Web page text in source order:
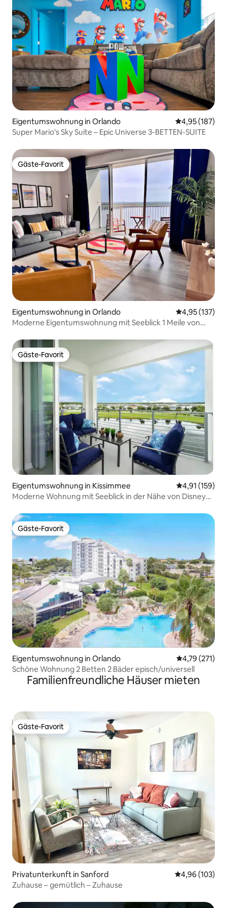
Eigentumswohnung in Orlando
4,95 (187)
Super Mario's Sky Suite – Epic Universe 3-BETTEN-SUITE
Gäste-Favorit
Gäste-Favorit
Eigentumswohnung in Orlando
4,95 (137)
Moderne Eigentumswohnung mit Seeblick 1 Meile von
Gäste-Favorit
Gäste-Favorit
Eigentumswohnung in Kissimmee
4,91 (159)
Moderne Wohnung mit Seeblick in der Nähe von Disney
Gäste-Favorit
Gäste-Favorit
Eigentumswohnung in Orlando
4,79 (271)
Schöne Wohnung 2 Betten 2 Bäder episch/universell
Familienfreundliche Häuser mieten
Gäste-Favorit
Gäste-Favorit
Privatunterkunft in Sanford
4,96 (103)
Zuhause – gemütlich – Zuhause